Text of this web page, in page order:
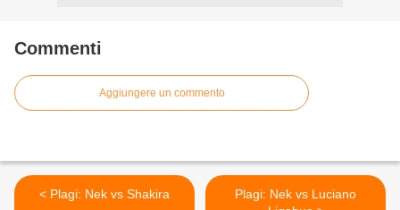
Commenti
Aggiungere un commento
< Plagi: Nek vs Shakira
Plagi: Nek vs Luciano